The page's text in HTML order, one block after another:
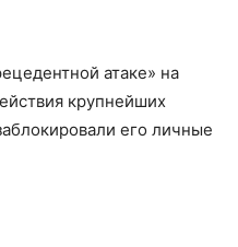
атаке» на
крупнейших
его личные